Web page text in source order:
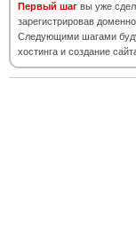
Первый шаг вы уже
зарегистрировав
Следующими шагами
хостинга и создание